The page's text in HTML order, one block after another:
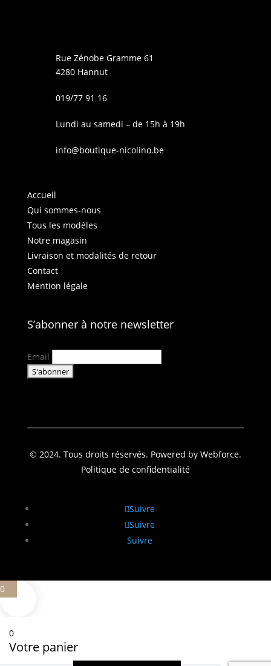
Rue Zénobe Gramme 61
4280 Hannut
019/77 91 16
Lundi au samedi – de 15h à 19h
info@boutique-nicolino.be
Accueil
Qui sommes-nous
Tous les modèles
Notre magasin
Livraison et modalités de retour
Contact
Mention légale
S’abonner à notre newsletter
Email
© 2024. Tous droits réservés. Powered by Webforce.
Politique de confidentialité
Suivre
Suivre
Suivre
0
0
Votre panier